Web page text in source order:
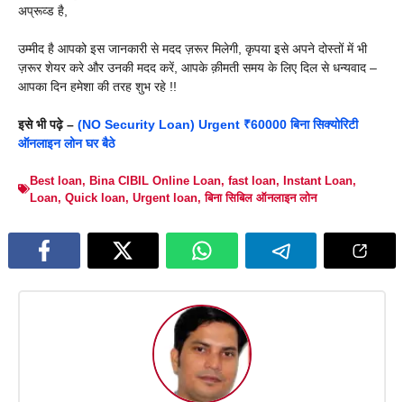
अप्रूव्ड है,
उम्मीद है आपको इस जानकारी से मदद ज़रूर मिलेगी, कृपया इसे अपने दोस्तों में भी
ज़रूर शेयर करे और उनकी मदद करें, आपके क़ीमती समय के लिए दिल से धन्यवाद –
आपका दिन हमेशा की तरह शुभ रहे !!
इसे भी पढ़े – (NO Security Loan) Urgent ₹60000 बिना सिक्योरिटी
ऑनलाइन लोन घर बैठे
Best loan, Bina CIBIL Online Loan, fast loan, Instant Loan,
Loan, Quick loan, Urgent loan,बिना सिबिल ऑनलाइन लोन